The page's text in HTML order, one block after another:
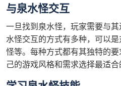
与泉水怪交互
一旦找到泉水怪，玩家需要与
水怪交互的方式有多种，可以
怪等。每种方式都有其独特的
己的游戏风格和需求选择最适合